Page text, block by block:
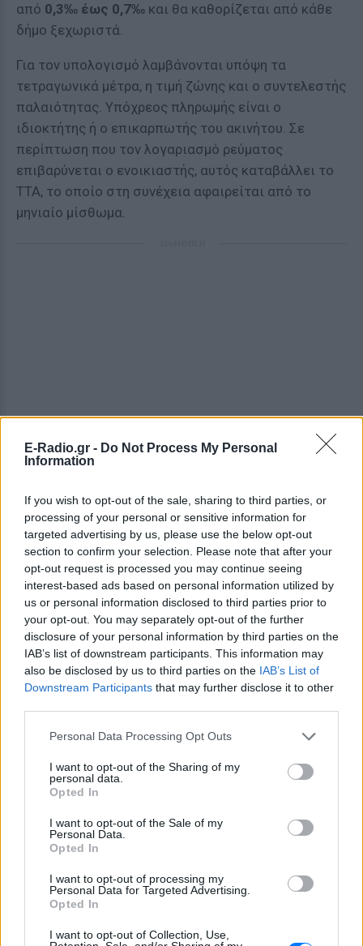
E-Radio.gr - Do Not Process My Personal
Information
If you wish to opt-out of the sale, sharing to third parties, or
processing of your personal or sensitive information for
targeted advertising by us, please use the below opt-out
section to confirm your selection. Please note that after your
opt-out request is processed you may continue seeing
interest-based ads based on personal information utilized by
us or personal information disclosed to third parties prior to
your opt-out. You may separately opt-out of the further
disclosure of your personal information by third parties on the
IAB’s list of downstream participants. This information may
also be disclosed by us to third parties on the IAB’s List of
Downstream Participants that may further disclose it to other
Personal Data Processing Opt Outs
I want to opt-out of the Sharing of my
personal data.
Opted In
I want to opt-out of the Sale of my
Personal Data.
Opted In
I want to opt-out of processing my
Personal Data for Targeted Advertising.
Opted In
I want to opt-out of Collection, Use,
από 0,3‰ έως 0,7‰ και θα καθορίζεται από κάθε
δήμο ξεχωριστά.
Για τον υπολογισμό λαμβάνονται υπόψη τα
τετραγωνικά μέτρα, η τιμή ζώνης και ο συντελεστής
παλαιότητας. Υπόχρεος πληρωμής είναι ο
ιδιοκτήτης ή ο επικαρπωτής του ακινήτου. Σε
περίπτωση που τον λογαριασμό ρεύματος
επιβαρύνεται ο ενοικιαστής, αυτός καταβάλλει το
ΤΤΑ, το οποίο στη συνέχεια αφαιρείται από το
μηνιαίο μίσθωμα.
Τριετής φοροαπαλλαγή για κλειστές
κατοικίες
Οι ιδιοκτήτες κλειστών κατοικιών έχουν
προθεσμία έως τις31 Δεκεμβρίου 2026για να τις
ενοικιάσουν ή να μετατρέψουν βραχυχρόνιες
πλήρη απαλλαγή από τον φόρο εισοδήματος για
τρία χρόνια. Η απαλλαγή αφορά κατοικίες που ήταν
χρησιμοποιούνταν σε βραχυχρόνια μίσθωση,
επιφανείας έως
για κάθε τέκνο πέραν των δύο.
Σύμφωνα με πληροφορίες, το οικονομικό επιτελείο
εξετάζει την παράταση του μέτρου, το οποίο έχει